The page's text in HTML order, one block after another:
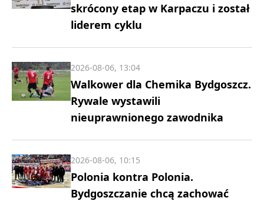
skrócony etap w Karpaczu i został
liderem cyklu
Walkower dla Chemika Bydgoszcz.
Rywale wystawili
nieuprawnionego zawodnika
2026-08-06, 13:04
Polonia kontra Polonia.
Bydgoszczanie chcą zachować
2026-08-06, 10:15